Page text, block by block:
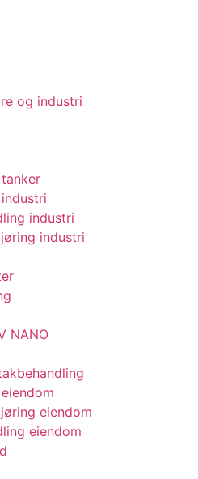
og industri
industri
industri
NANO
eiendom
eiendom